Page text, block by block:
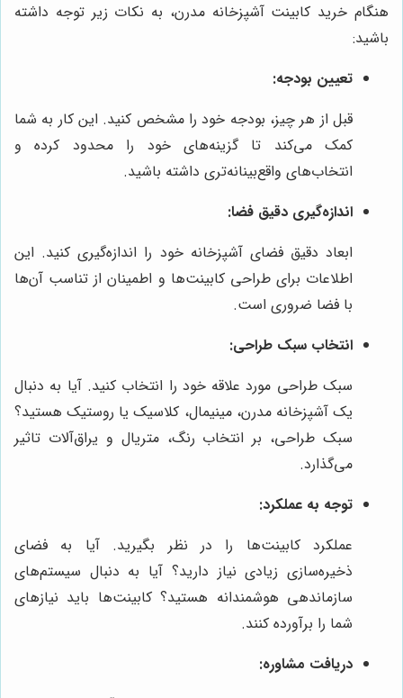
هنگام خرید کابینت آشپزخانه مدرن، به نکات زیر توجه داشته
باشید:
تعیین بودجه:
قبل از هر چیز، بودجه خود را مشخص کنید. این کار به شما
کمک می‌کند تا گزینه‌های خود را محدود کرده و
انتخاب‌های واقع‌بینانه‌تری داشته باشید.
اندازه‌گیری دقیق فضا:
ابعاد دقیق فضای آشپزخانه خود را اندازه‌گیری کنید. این
اطلاعات برای طراحی کابینت‌ها و اطمینان از تناسب آن‌ها
با فضا ضروری است.
انتخاب سبک طراحی:
سبک طراحی مورد علاقه خود را انتخاب کنید. آیا به دنبال
یک آشپزخانه مدرن، مینیمال، کلاسیک یا روستیک هستید؟
سبک طراحی، بر انتخاب رنگ، متریال و یراق‌آلات تاثیر
می‌گذارد.
توجه به عملکرد:
عملکرد کابینت‌ها را در نظر بگیرید. آیا به فضای
ذخیره‌سازی زیادی نیاز دارید؟ آیا به دنبال سیستم‌های
سازماندهی هوشمندانه هستید؟ کابینت‌ها باید نیازهای
شما را برآورده کنند.
دریافت مشاوره: